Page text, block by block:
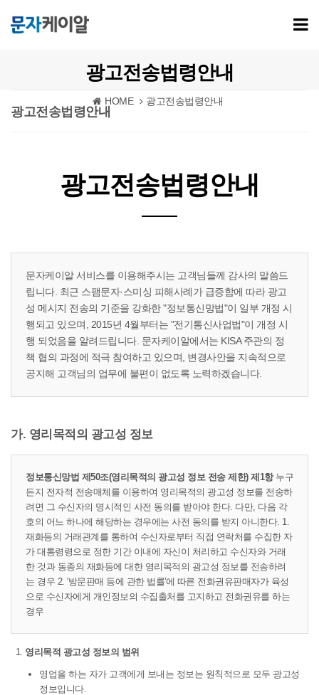
광고전송법령안내
HOME 광고전송법령안내
광고전송법령안내
광고전송법령안내
문자케이알 서비스를 이용해주시는 고객님들께 감사의 말씀드
립니다. 최근 스팸문자·스미싱 피해사례가 급증함에 따라 광고
성 메시지 전송의 기준을 강화한 "정보통신망법"이 일부 개정 시
행되고 있으며, 2015년 4월부터는 "전기통신사업법"이 개정 시
행 되었음을 알려드립니다. 문자케이알에서는 KISA 주관의 정
책 협의 과정에 적극 참여하고 있으며, 변경사안을 지속적으로
공지해 고객님의 업무에 불편이 없도록 노력하겠습니다.
가. 영리목적의 광고성 정보
정보통신망법 제50조(영리목적의 광고성 정보 전송 제한) 제1항누구
든지 전자적 전송매체를 이용하여 영리목적의 광고성 정보를 전송하
려면 그 수신자의 명시적인 사전 동의를 받아야 한다. 다만, 다음 각
호의 어느 하나에 해당하는 경우에는 사전 동의를 받지 아니한다. 1.
재화등의 거래관계를 통하여 수신자로부터 직접 연락처를 수집한 자
가 대통령령으로 정한 기간 이내에 자신이 처리하고 수신자와 거래
한 것과 동종의 재화등에 대한 영리목적의 광고성 정보를 전송하려
는 경우 2. '방문판매 등에 관한 법률'에 따른 전화권유판매자가 육성
으로 수신자에게 개인정보의 수집출처를 고지하고 전화권유를 하는
경우
영리목적 광고성 정보의 범위
영업을 하는 자가 고객에게 보내는 정보는 원칙적으로 모두 광고성
정보입니다.